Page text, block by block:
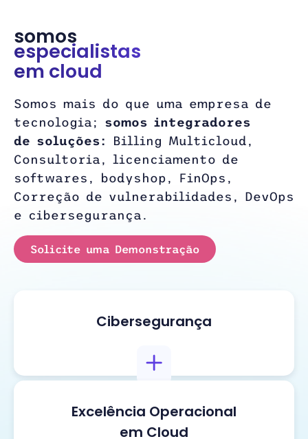
somos
especialistas
em cloud
Somos mais do que uma empresa de
tecnologia; somos integradores
de soluções: Billing Multicloud,
Consultoria, licenciamento de
softwares, bodyshop, FinOps,
Correção de vulnerabilidades, DevOps
e cibersegurança.
Solicite uma Demonstração
Cibersegurança
Excelência Operacional
em Cloud